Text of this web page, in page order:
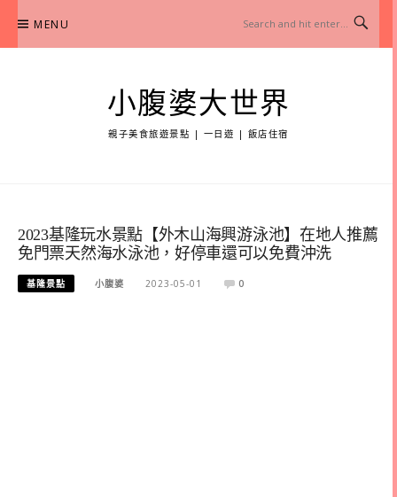
content
MENU
小腹婆大世界
親子美食旅遊景點 | 一日遊 | 飯店住宿
2023基隆玩水景點【外木山海興游泳池】在地人推薦
免門票天然海水泳池，好停車還可以免費沖洗
基隆景點 小腹婆 2023-05-01 0